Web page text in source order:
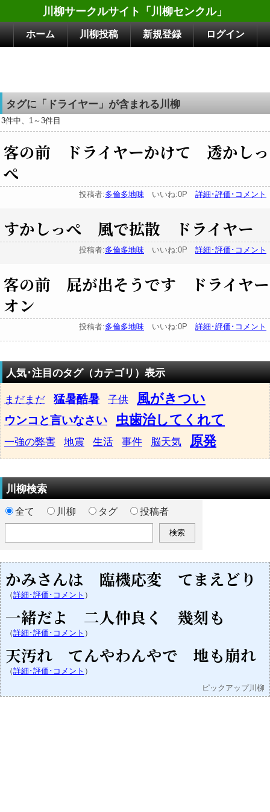
川柳サークルサイト「川柳センクル」
ホーム 川柳投稿 新規登録 ログイン
タグに「ドライヤー」が含まれる川柳
3件中、1～3件目
客の前 ドライヤーかけて 透かしっ
ぺ
投稿者:多倫多地味 いいね:0P 詳細･評価･コメント
すかしっぺ 風で拡散 ドライヤー
投稿者:多倫多地味 いいね:0P 詳細･評価･コメント
客の前 屁が出そうです ドライヤー
オン
投稿者:多倫多地味 いいね:0P 詳細･評価･コメント
人気･注目のタグ（カテゴリ）表示
まだまだ 猛暑酷暑 子供 風がきつい
ウンコと言いなさい 虫歯治してくれて
一強の弊害 地震 生活 事件 脳天気 原発
川柳検索
全て 川柳 タグ 投稿者
かみさんは 臨機応変 てまえどり
（詳細･評価･コメント ）
一緒だよ 二人仲良く 幾刻も
（詳細･評価･コメント ）
天汚れ てんやわんやで 地も崩れ
（詳細･評価･コメント ）
ピックアップ川柳